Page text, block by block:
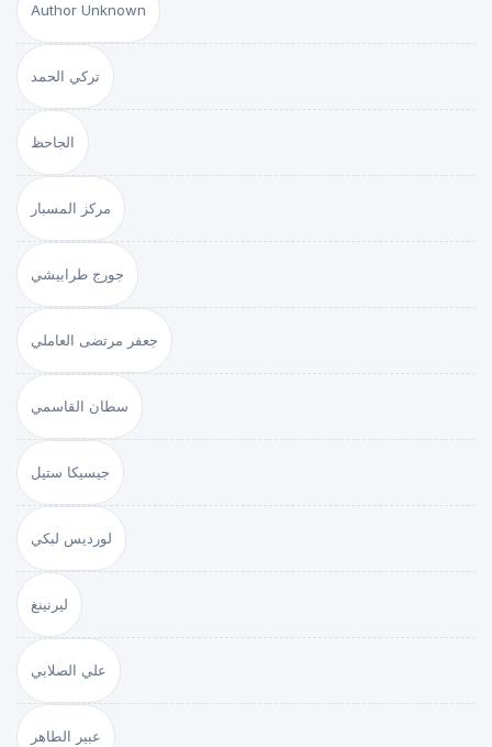
Author Unknown
تركي الحمد
الجاحظ
مركز المسبار
جورج طرابيشي
جعفر مرتضى العاملي
سطان القاسمي
جيسيكا ستيل
لورديس لبكي
ليرنينغ
علي الصلابي
عبير الطاهر